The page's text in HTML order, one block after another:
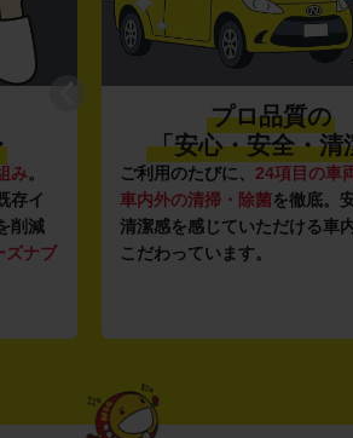
み。
存イ
削減
ズナブ
プロ品質の
「安心・安全・清
ご利用のたびに、 24項目の車
車内外の清掃・除菌を徹底。
清潔感を感じていただける車
こだわっています。